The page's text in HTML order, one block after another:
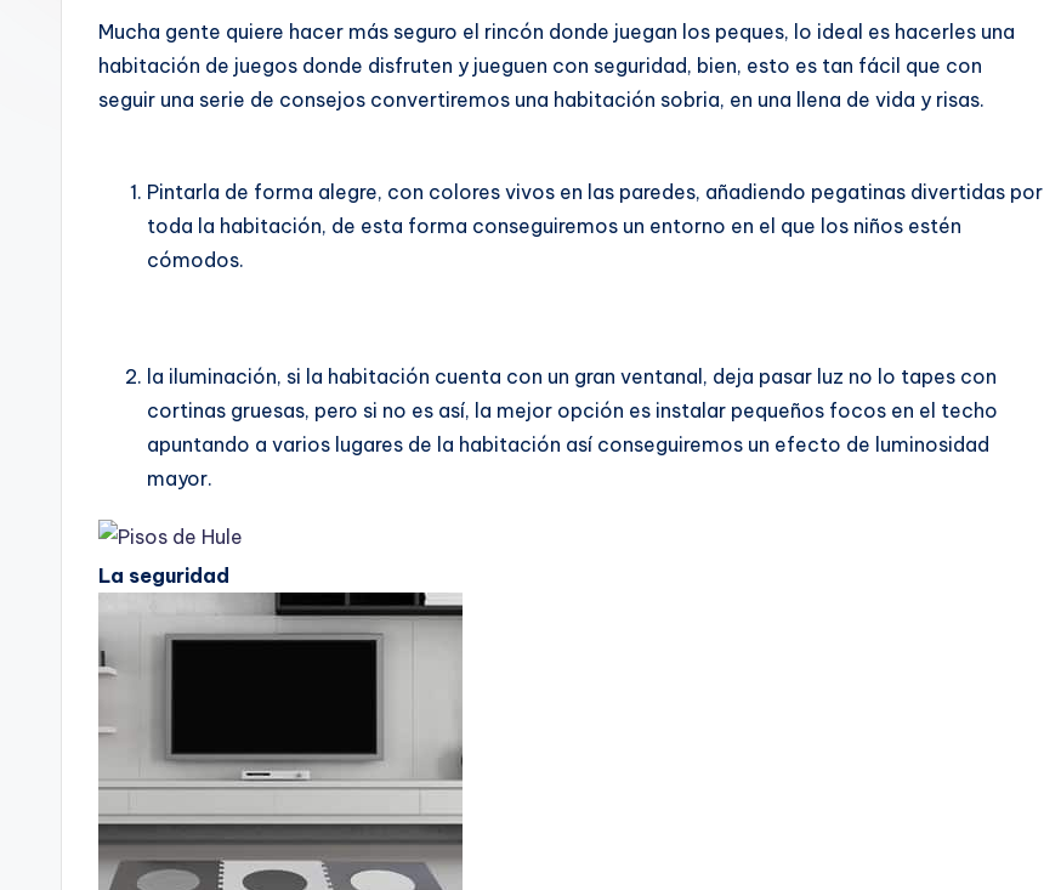
Mucha gente quiere hacer más seguro el rincón donde juegan los peques, lo ideal es hacerles una
habitación de juegos donde disfruten y jueguen con seguridad, bien, esto es tan fácil que con
seguir una serie de consejos convertiremos una habitación sobria, en una llena de vida y risas.
Pintarla de forma alegre, con colores vivos en las paredes, añadiendo pegatinas divertidas por
toda la habitación, de esta forma conseguiremos un entorno en el que los niños estén
cómodos.
la iluminación, si la habitación cuenta con un gran ventanal, deja pasar luz no lo tapes con
cortinas gruesas, pero si no es así, la mejor opción es instalar pequeños focos en el techo
apuntando a varios lugares de la habitación así conseguiremos un efecto de luminosidad
mayor.
La seguridad